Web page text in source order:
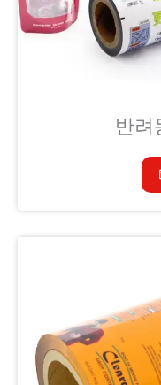
반려